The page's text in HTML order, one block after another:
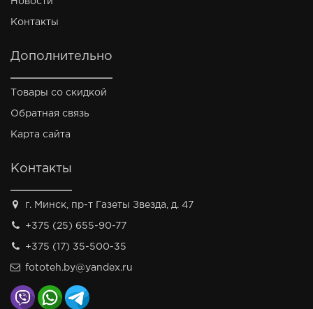
Контакты
Дополнительно
Товары со скидкой
Обратная связь
Карта сайта
Контакты
г. Минск, пр-т Газеты Звезда, д. 47
+375 (25) 655-90-77
+375 (17) 35-500-35
fototeh.by@yandex.ru